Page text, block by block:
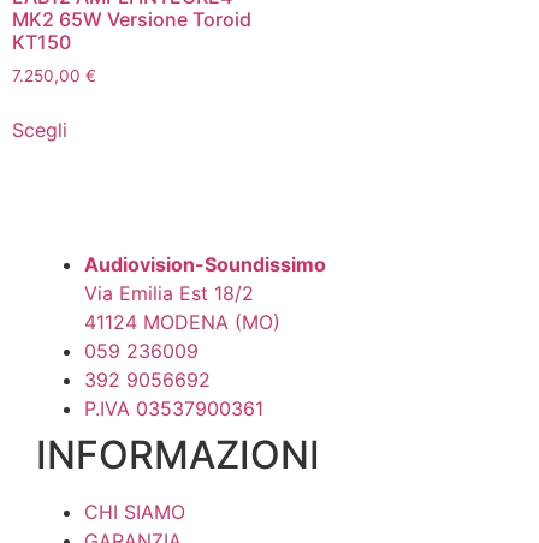
MK2 65W Versione Toroid
KT150
7.250,00 €
Scegli
opzioni
possono
essere
scelte
nella
del
Audiovision-Soundissimo
Via Emilia Est 18/2
41124 MODENA (MO)
059 236009
392 9056692
P.IVA 03537900361
INFORMAZIONI
CHI SIAMO